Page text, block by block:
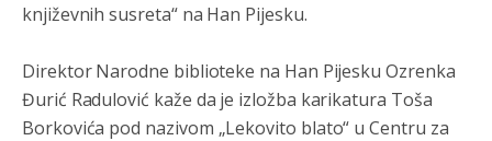
književnih susreta“ na Han Pijesku.
Direktor Narodne biblioteke na Han Pijesku Ozrenka
Đurić Radulović kaže da je izložba karikatura Toša
Borkovića pod nazivom „Lekovito blato“ u Centru za